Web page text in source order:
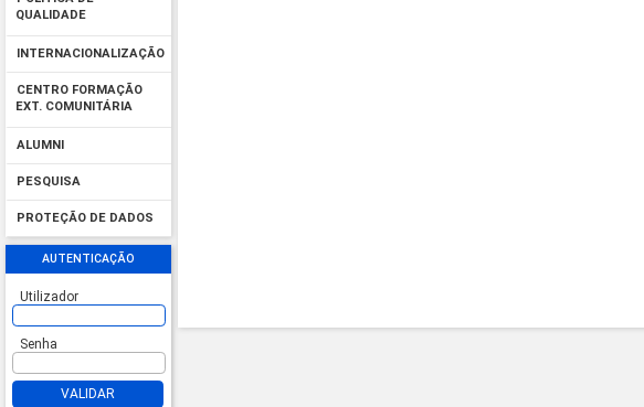
QUALIDADE
INTERNACIONALIZAÇÃO
CENTRO FORMAÇÃO
EXT. COMUNITÁRIA
ALUMNI
PESQUISA
PROTEÇÃO DE DADOS
AUTENTICAÇÃO
Utilizador
Senha
VALIDAR